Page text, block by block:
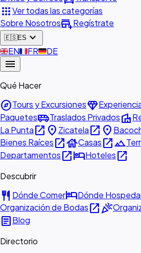
appsVer todas las categorías
Sobre Nosotrosadd_businessRegístrate
🇪🇸ES expand_more
🇬🇧EN🇫🇷FR🇩🇪DE
menu
Qué Hacer
exploreTours y Excursionesdiamond
Paquetesairport_shuttleTraslados Privadosvilla
La Puntaopen_in_new place Zicatelaopen_in_new place
Bienes Raícesopen_in_newhouseCasasopen_in_newlandscape
Departamentosopen_in_newhotelHotelesopen_in_new
Descubrir
restaurant Dónde ComerhotelDónde
Organización de Bodasopen_in_newcelebration
articleBlog
Directorio